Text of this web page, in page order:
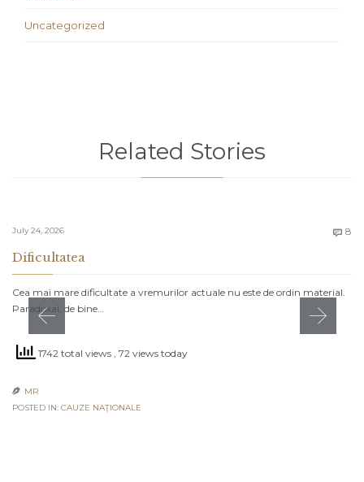
Uncategorized
Related Stories
July 24, 2026  8
Dificultatea
Cea mai mare dificultate a vremurilor actuale nu este de ordin material.
Paradoxal, de bine…
1742 total views , 72 views today
 MR
POSTED IN: CAUZE NAŢIONALE